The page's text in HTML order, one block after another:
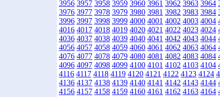
3956 3957 3958 3959 3960 3961 3962 3963 3964
3976 3977 3978 3979 3980 3981 3982 3983 3984
3996 3997 3998 3999 4000 4001 4002 4003 4004
4016 4017 4018 4019 4020 4021 4022 4023 4024
4036 4037 4038 4039 4040 4041 4042 4043 4044
4056 4057 4058 4059 4060 4061 4062 4063 4064
4076 4077 4078 4079 4080 4081 4082 4083 4084
4096 4097 4098 4099 4100 4101 4102 4103 4104
4116 4117 4118 4119 4120 4121 4122 4123 4124
4136 4137 4138 4139 4140 4141 4142 4143 4144
4156 4157 4158 4159 4160 4161 4162 4163 4164